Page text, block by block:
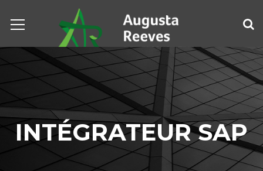
INTÉGRATEUR SAP